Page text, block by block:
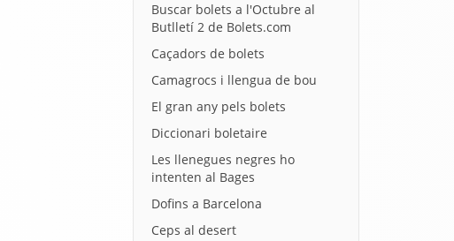
Buscar bolets a l'Octubre al
Butlletí 2 de Bolets.com
Caçadors de bolets
Camagrocs i llengua de bou
El gran any pels bolets
Diccionari boletaire
Les llenegues negres ho
intenten al Bages
Dofins a Barcelona
Ceps al desert